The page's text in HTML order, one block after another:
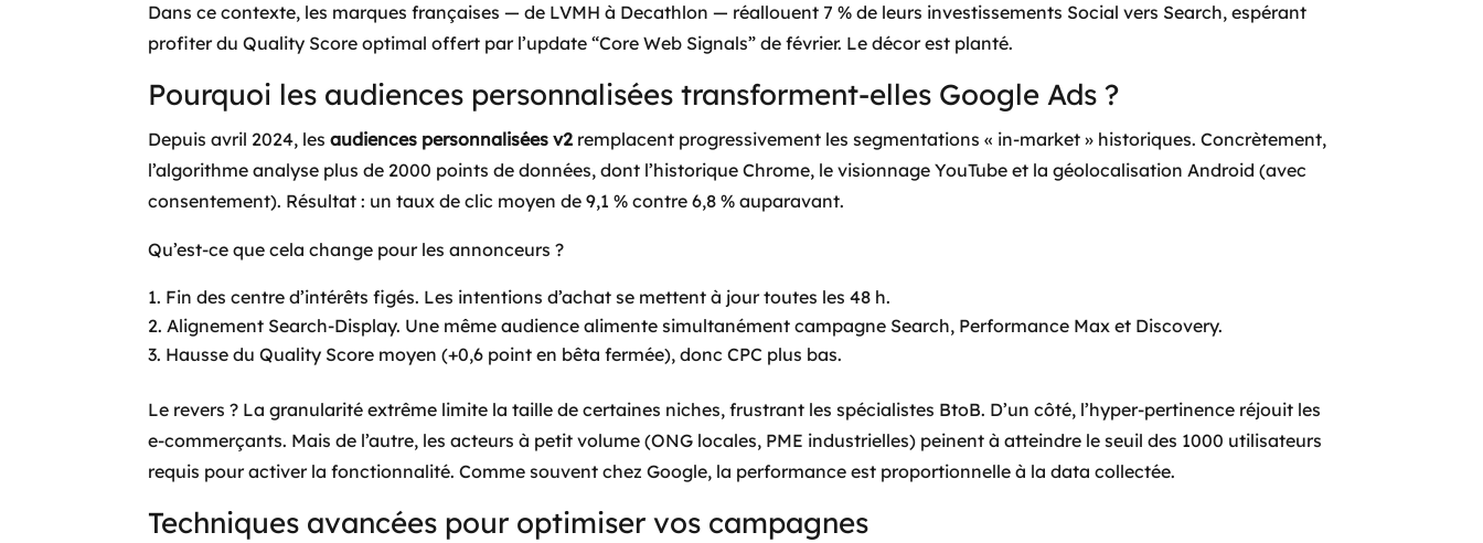
Dans ce contexte, les marques françaises — de LVMH à Decathlon — réallouent 7 % de leurs investissements Social vers Search, espérant
profiter du Quality Score optimal offert par l’update “Core Web Signals” de février. Le décor est planté.
Pourquoi les audiences personnalisées transforment-elles Google Ads ?
Depuis avril 2024, lesaudiences personnalisées v2 remplacent progressivement les segmentations « in-market » historiques. Concrètement,
l’algorithme analyse plus de 2000 points de données, dont l’historique Chrome, le visionnage YouTube et la géolocalisation Android (avec
consentement). Résultat : un taux de clic moyen de 9,1 % contre 6,8 % auparavant.
Qu’est-ce que cela change pour les annonceurs ?
Fin des centre d’intérêts figés. Les intentions d’achat se mettent à jour toutes les 48 h.
Alignement Search-Display. Une même audience alimente simultanément campagne Search, Performance Max et Discovery.
Hausse du Quality Score moyen (+0,6 point en bêta fermée), donc CPC plus bas.
Le revers ? La granularité extrême limite la taille de certaines niches, frustrant les spécialistes BtoB. D’un côté, l’hyper-pertinence réjouit les
e-commerçants. Mais de l’autre, les acteurs à petit volume (ONG locales, PME industrielles) peinent à atteindre le seuil des 1000 utilisateurs
requis pour activer la fonctionnalité. Comme souvent chez Google, la performance est proportionnelle à la data collectée.
Techniques avancées pour optimiser vos campagnes